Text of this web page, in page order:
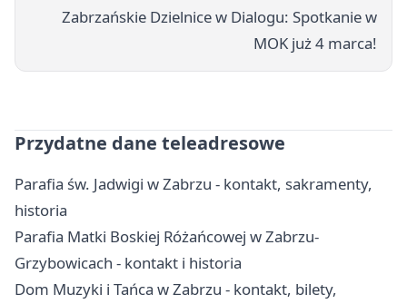
Zabrzańskie Dzielnice w Dialogu: Spotkanie w
MOK już 4 marca!
Przydatne dane teleadresowe
Parafia św. Jadwigi w Zabrzu - kontakt, sakramenty,
historia
Parafia Matki Boskiej Różańcowej w Zabrzu-
Grzybowicach - kontakt i historia
Dom Muzyki i Tańca w Zabrzu - kontakt, bilety,